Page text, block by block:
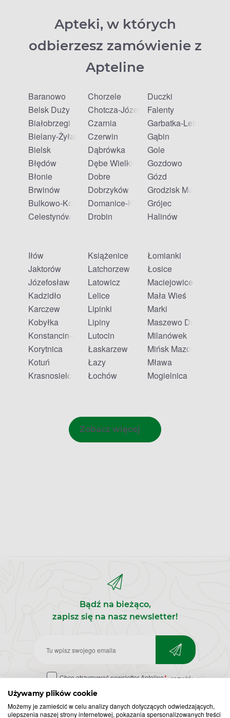
Używamy plików cookie
Możemy je zamieścić w celu analizy danych dotyczących odwiedzających,
ulepszenia naszej strony internetowej, pokazania spersonalizowanych treści
Apteki, w których
odbierzesz zamówienie z
Apteline
Baranowo
Belsk Duży
Białobrzegi
Bielany-Żyłaki
Bielsk
Błędów
Błonie
Brwinów
Bulkowo-Kolonia
Celestynów
Chorzele
Chotcza-Józefów
Czarnia
Czerwin
Dąbrówka
Dębe Wielkie
Dobre
Dobrzyków
Domanice-Kolonia
Drobin
Duczki
Falenty
Garbatka-Letnisko
Gąbin
Gole
Gozdowo
Gózd
Grodzisk Mazowiecki
Grójec
Halinów
Iłów
Jaktorów
Józefosław
Kadzidło
Karczew
Kobyłka
Konstancin-Jeziorna
Korytnica
Kotuń
Krasnosielc
Książenice
Latchorzew
Latowicz
Lelice
Lipinki
Lipiny
Lutocin
Łaskarzew
Łazy
Łochów
Łomianki
Łosice
Maciejowice
Mała Wieś
Marki
Maszewo Duże
Milanówek
Mińsk Mazowiecki
Mława
Mogielnica
Zobacz więcej
Bądź na bieżąco,
zapisz się na nasz newsletter!
Zapisz
do
newslettera
Chcę otrzymywać newsletter Apteline* rozwiń>